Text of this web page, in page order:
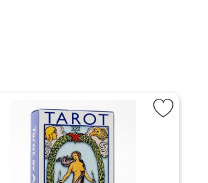
favorit
Markera Rider-Waite, pocket (på